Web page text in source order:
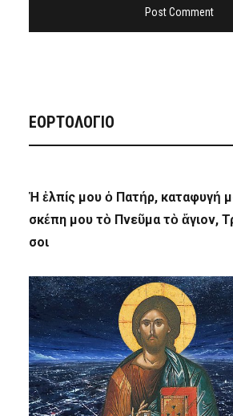
ΕΟΡΤΟΛΟΓΙΟ
Ἡ ἐλπίς μου ὁ Πατήρ, καταφυγή
σκέπη μου τὸ Πνεῦμα τὸ ἅγιον,
σοι